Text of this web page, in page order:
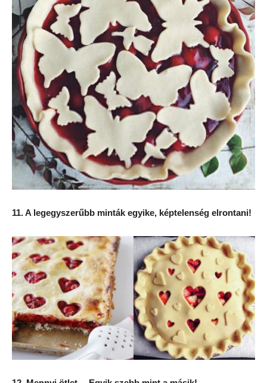
11. A legegyszerűbb minták egyike, képtelenség elrontani!